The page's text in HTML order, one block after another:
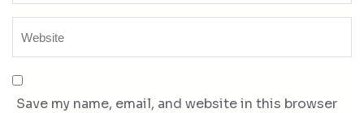
Save my name, email, and website in this browser